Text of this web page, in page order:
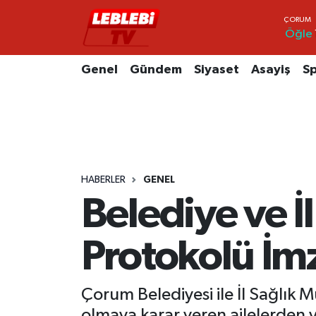
Öğle
Genel Gündem Siyaset Asayiş
HABERLER GENEL
Belediye ve
Protokolü
Çorum Belediyesi ile İl Sağlık
Hava Durumu
Tüm Manşetler
Haber Arşivi